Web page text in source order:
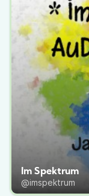
Im Spektrum
@imspektrum